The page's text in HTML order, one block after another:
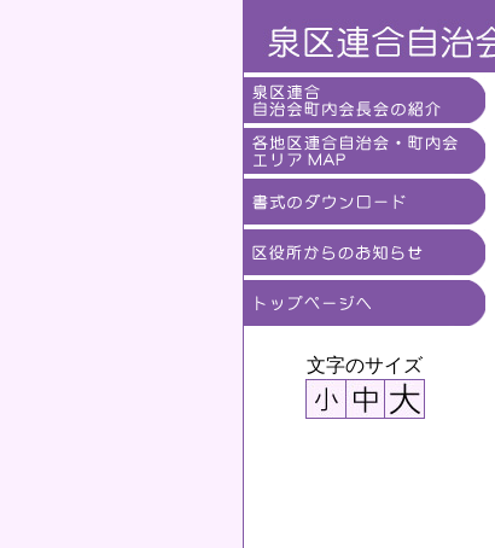
文字のサイズ